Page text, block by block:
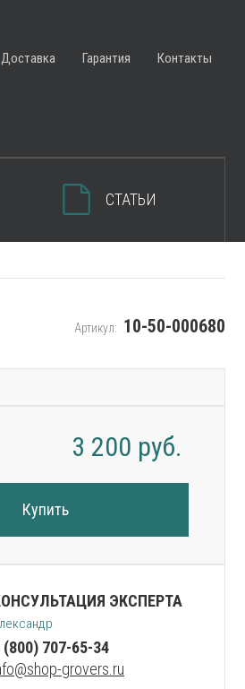
Доставка Гарантия Контакты
СТАТЬИ
Артикул: 10-50-000680
3 200 руб.
Купить
ЭКСПЕРТА
(800) 707-65-34
grovers.ru
ЗАКРЫТЬ КОРЗИНУ